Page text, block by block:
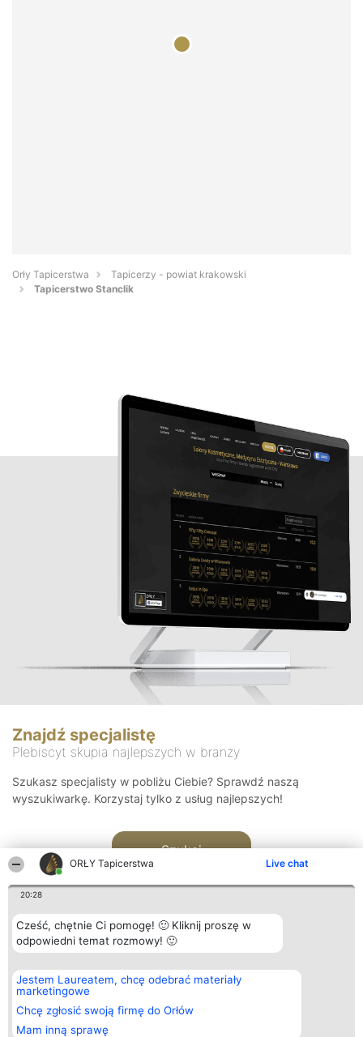
ORŁY Tapicerstwa Live chat
20:28
Cześć, chętnie Ci pomogę! 🙂 Kliknij proszę w
odpowiedni temat rozmowy! 🙂
Jestem Laureatem, chcę odebrać materiały
marketingowe
Chcę zgłosić swoją firmę do Orłów
Mam inną sprawę
Orły Tapicerstwa
Tapicerzy - powiat krakowski
Tapicerstwo Stanclik
Znajdź specjalistę
Plebiscyt skupia najlepszych w branży
Szukasz specjalisty w pobliżu Ciebie? Sprawdź naszą
wyszukiwarkę. Korzystaj tylko z usług najlepszych!
Szukaj
Organizator plebiscytu
Bright Side Solutions sp. z o.
o. sp. k.
ul. Ruska 22
Wrocław 50-079
KRS 0000749100 | Regon
Plebiscyt
Laureaci
wszystkich
Laureatów
Kontakt
Kontakt